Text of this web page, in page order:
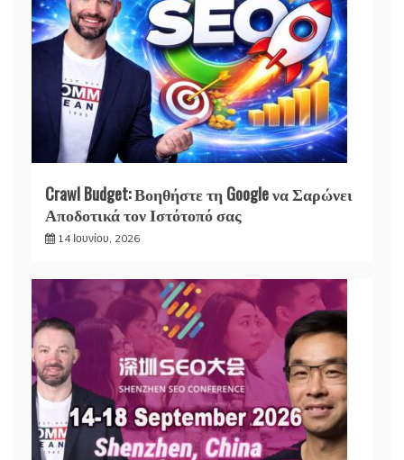
Crawl Budget: Βοηθήστε τη Google να Σαρώνει
Αποδοτικά τον Ιστότοπό σας
14 Ιουνίου, 2026